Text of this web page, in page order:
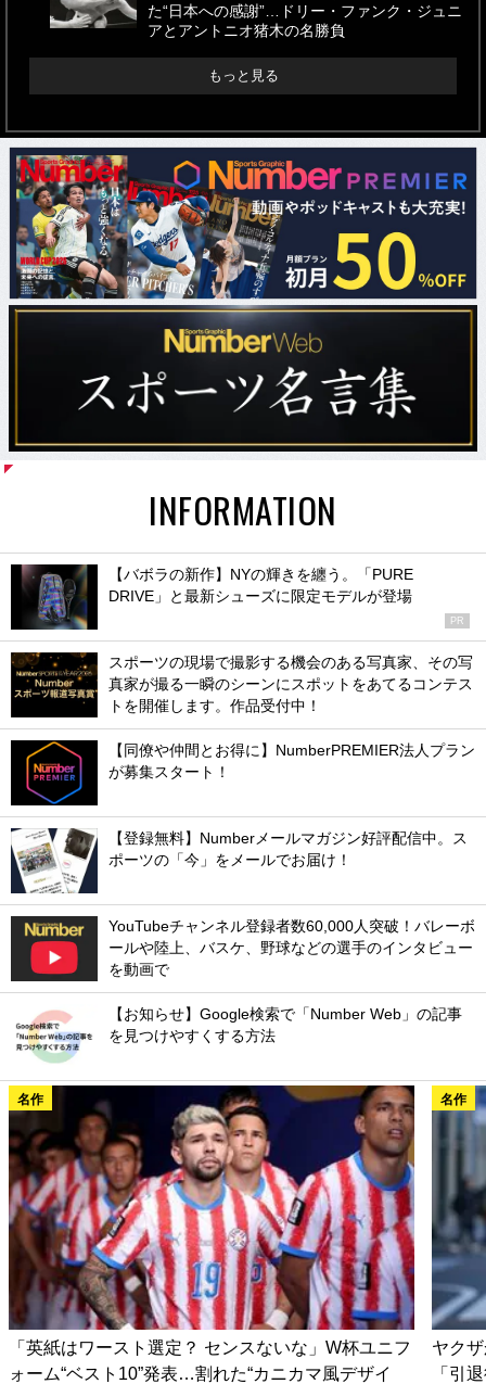
た“日本への感謝”…ドリー・ファンク・ジュニ
アとアントニオ猪木の名勝負
もっと見る
INFORMATION
【バボラの新作】NYの輝きを纏う。「PURE
DRIVE」と最新シューズに限定モデルが登場
PR
スポーツの現場で撮影する機会のある写真家、その写
真家が撮る一瞬のシーンにスポットをあてるコンテス
トを開催します。作品受付中！
【同僚や仲間とお得に】NumberPREMIER法人プラン
が募集スタート！
【登録無料】Numberメールマガジン好評配信中。ス
ポーツの「今」をメールでお届け！
YouTubeチャンネル登録者数60,000人突破！バレーボ
ールや陸上、バスケ、野球などの選手のインタビュー
を動画で
【お知らせ】Google検索で「Number Web」の記事
を見つけやすくする方法
名作
「英紙はワースト選定？ センスないな」W杯ユニフ
ォーム“ベスト10”発表…割れた“カニカマ風デザイ
名作
ヤク
「引